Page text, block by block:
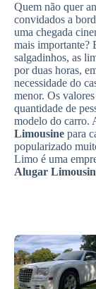
Quem não quer
convidados a
uma chegada
mais importante?
salgadinhos, as
por duas horas,
necessidade do
menor. Os
quantidade de
modelo do carro.
Limousine para
popularizado
Limo é uma
Alugar